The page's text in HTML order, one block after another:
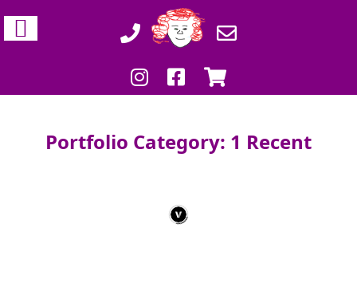
Portfolio Category: 1 Recent